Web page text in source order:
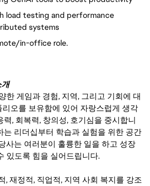
load testing and performance
systems
in-office role.
한 게임과 경험, 지역, 그리고 기회에 대
오를 보유함에 있어 자랑스럽게 생각
력, 회복력, 창의성, 호기심을 중시합니
는 리더십부터 학습과 실험을 위한 공간
사는 여러분이 훌륭한 일을 하고 성장
있도록 힘을 실어드립니다.
, 재정적, 직업적, 지역 사회 복지를 강조